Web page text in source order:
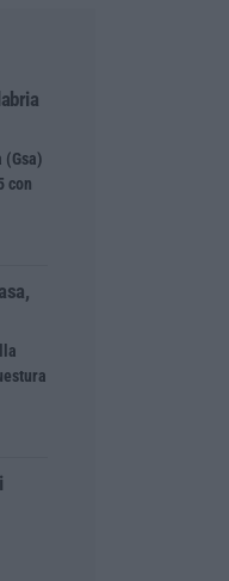
(Gsa)
con